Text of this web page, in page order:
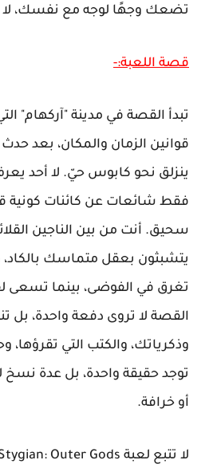
تضعك وجهًا لوجه مع نفسك، لا
قصة اللعبة:-
تبدأ القصة في مدينة "آركهام"
قوانين الزمان والمكان، بعد
ينزلق نحو كابوس حيّ. لا أحد
فقط شائعات عن كائنات كونية
سحيق. أنت من بين الناجين
يتشبثون بعقل متماسك بالكاد،
تغرق في الفوضى، بينما تسعى
القصة لا تروى دفعة واحدة، بل
وذكرياتك، والكتب التي تقرؤها،
توجد حقيقة واحدة، بل عدة
أو خرافة.